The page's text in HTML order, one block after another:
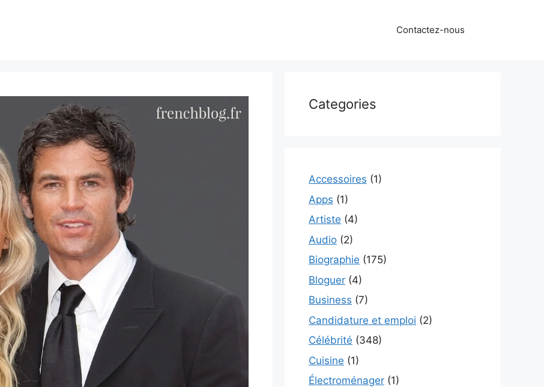
Contactez-nous
Categories
Accessoires (1)
Apps (1)
Artiste (4)
Audio (2)
Biographie (175)
Bloguer (4)
Business (7)
Candidature et emploi (2)
Célébrité (348)
Cuisine (1)
Électroménager (1)